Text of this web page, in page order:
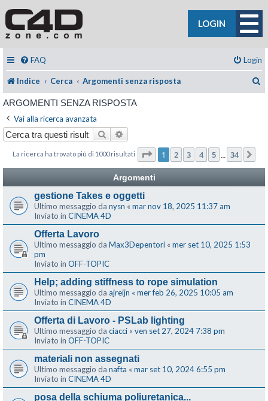
LOGIN
FAQ Login
Indice Cerca Argomenti senza risposta
ARGOMENTI SENZA RISPOSTA
Vai alla ricerca avanzata
Cerca
La ricerca ha trovato più di 1000 risultati Pagina di 34
1 2 3 4 5 34
Argomenti
gestione Takes e oggetti
Ultimo messaggio da nysn « mar nov 18, 2025 11:37 am
Inviato in CINEMA 4D
Offerta Lavoro
Ultimo messaggio da Max3Depentori « mer set 10, 2025 1:53
pm
Inviato in OFF-TOPIC
Help; adding stiffness to rope simulation
Ultimo messaggio da ajreijn « mer feb 26, 2025 10:05 am
Inviato in CINEMA 4D
Offerta di Lavoro - PSLab lighting
Ultimo messaggio da ciacci « ven set 27, 2024 7:38 pm
Inviato in OFF-TOPIC
materiali non assegnati
Ultimo messaggio da nafta « mar set 10, 2024 6:55 pm
Inviato in CINEMA 4D
posa della schiuma poliuretanica...